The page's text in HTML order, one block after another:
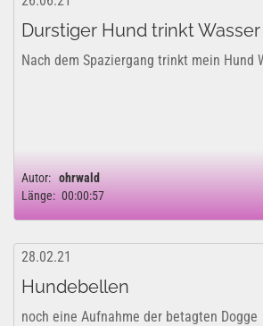
Durstiger Hund trinkt Wasser
Nach dem Spaziergang trinkt mein Hund
Autor: ohrwald
Länge: 00:00:57
28.02.21
Hundebellen
noch eine Aufnahme der betagten Dogge